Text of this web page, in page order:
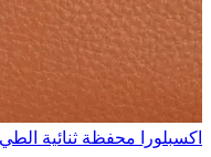
اكسبلورا محفظة ثنائية الطي XPL-022